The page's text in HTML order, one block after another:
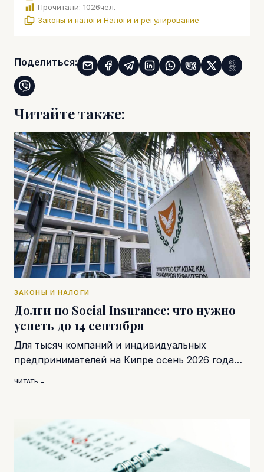
Прочитали: 1026чел.
Законы и налоги Налоги и регулирование
Поделиться:
Читайте также:
ЗАКОНЫ И НАЛОГИ
Долги по Social Insurance: что нужно
успеть до 14 сентября
Для тысяч компаний и индивидуальных
предпринимателей на Кипре осень 2026 года…
ЧИТАТЬ →